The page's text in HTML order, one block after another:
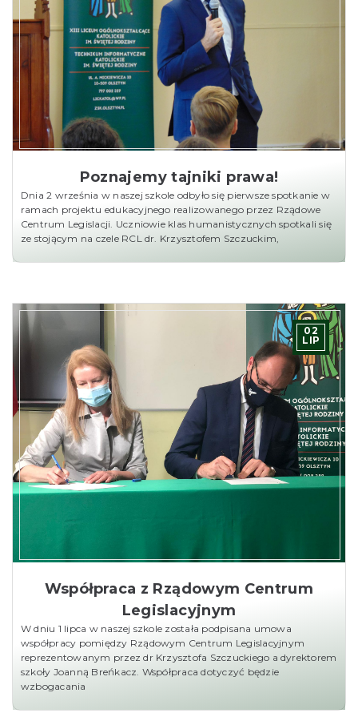
Poznajemy tajniki prawa!
Dnia 2 września w naszej szkole odbyło się pierwsze spotkanie w
ramach projektu edukacyjnego realizowanego przez Rządowe
Centrum Legislacji. Uczniowie klas humanistycznych spotkali się
ze stojącym na czele RCL dr. Krzysztofem Szczuckim,
02
LIP
Współpraca z Rządowym Centrum
Legislacyjnym
W dniu 1 lipca w naszej szkole została podpisana umowa
współpracy pomiędzy Rządowym Centrum Legislacyjnym
reprezentowanym przez dr Krzysztofa Szczuckiego a dyrektorem
szkoły Joanną Breńkacz. Współpraca dotyczyć będzie
wzbogacania